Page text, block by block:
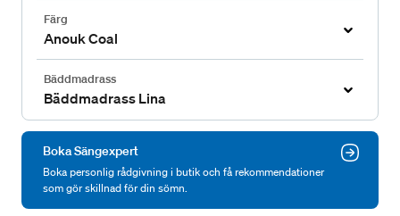
Färg
Anouk Coal
Bäddmadrass
Bäddmadrass Lina
Boka Sängexpert
Boka personlig rådgivning i butik och få rekommendationer
som gör skillnad för din sömn.